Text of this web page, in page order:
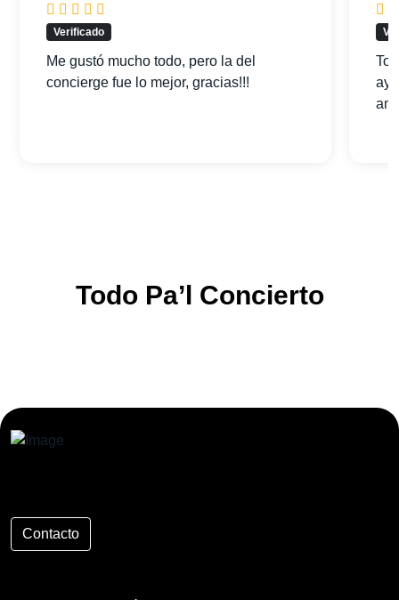
Verificado
Me gustó mucho todo, pero la del
concierge fue lo mejor, gracias!!!
Todo Pa’l Concierto
Contacto